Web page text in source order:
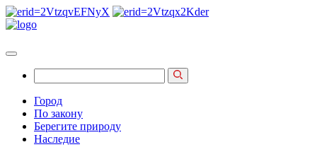
Город
По закону
Берегите природу
Наследие